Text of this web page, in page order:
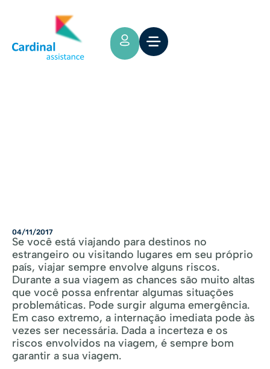
04/11/2017
Se você está viajando para destinos no
estrangeiro ou visitando lugares em seu próprio
país, viajar sempre envolve alguns riscos.
Durante a sua viagem as chances são muito altas
que você possa enfrentar algumas situações
problemáticas. Pode surgir alguma emergência.
Em caso extremo, a internação imediata pode às
vezes ser necessária. Dada a incerteza e os
riscos envolvidos na viagem, é sempre bom
garantir a sua viagem.